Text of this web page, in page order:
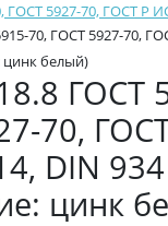
ГОСТ 5927-70, ГОСТ Р
70, ГОСТ 5927-70,
цинк белый)
ГОСТ
70,
DIN 934
цинк